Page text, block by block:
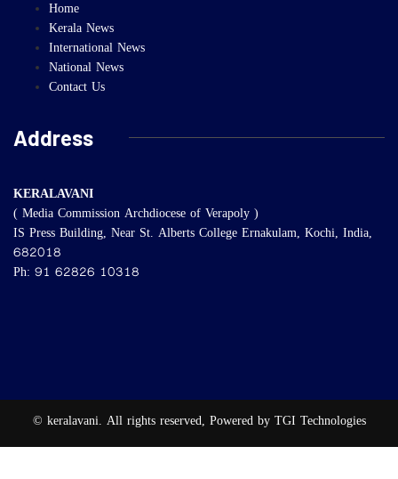
Home
Kerala News
International News
National News
Contact Us
Address
KERALAVANI
( Media Commission Archdiocese of Verapoly )
IS Press Building, Near St. Alberts College Ernakulam, Kochi, India,
682018
Ph: 91 62826 10318
© keralavani. All rights reserved, Powered by TGI Technologies